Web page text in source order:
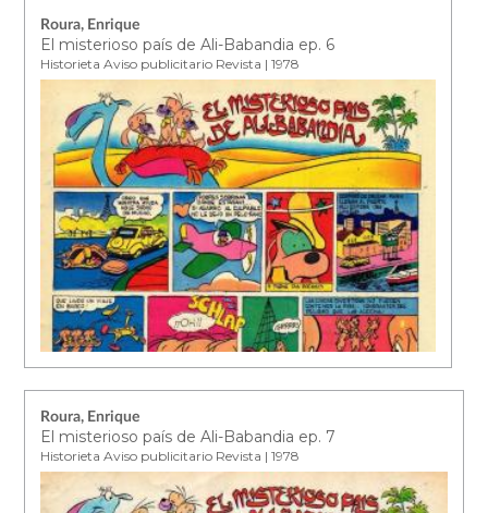
Roura, Enrique
El misterioso país de Ali-Babandia ep. 6
Historieta Aviso publicitario Revista | 1978
Roura, Enrique
El misterioso país de Ali-Babandia ep. 7
Historieta Aviso publicitario Revista | 1978